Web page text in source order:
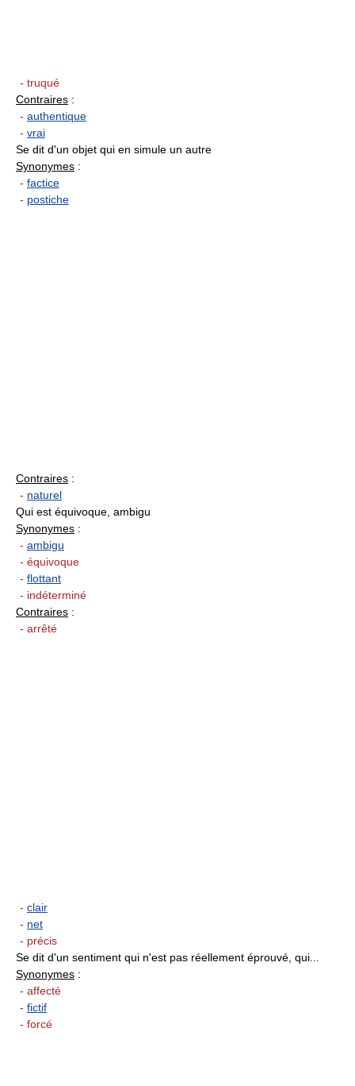
- truqué
Contraires :
- authentique
- vrai
Se dit d'un objet qui en simule un autre
Synonymes :
- factice
- postiche
Contraires :
- naturel
Qui est équivoque, ambigu
Synonymes :
- ambigu
- équivoque
- flottant
- indéterminé
Contraires :
- arrêté
- clair
- net
- précis
Se dit d'un sentiment qui n'est pas réellement éprouvé, qui...
Synonymes :
- affecté
- fictif
- forcé